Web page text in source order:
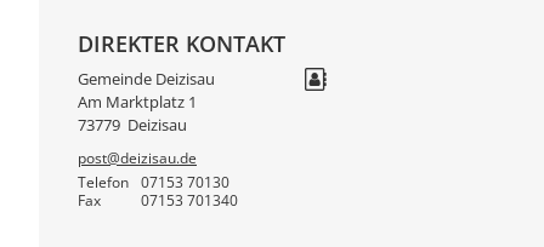
DIREKTER KONTAKT
Gemeinde Deizisau
Am Marktplatz 1
73779 Deizisau
post@deizisau.de
Telefon
07153 70130
Fax 07153 701340